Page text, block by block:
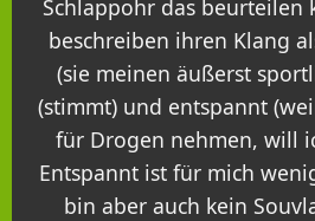
Schlappohr das beurteilen
beschreiben ihren Klang
(sie meinen äußerst
(stimmt) und entspannt
für Drogen nehmen, will
Entspannt ist für mich
bin aber auch kein